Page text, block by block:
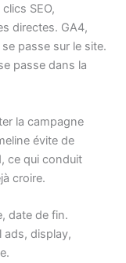
SEO,
directes. GA4,
passe sur le site.
passe dans la
la campagne
évite de
ce qui conduit
croire.
date de fin.
ads, display,